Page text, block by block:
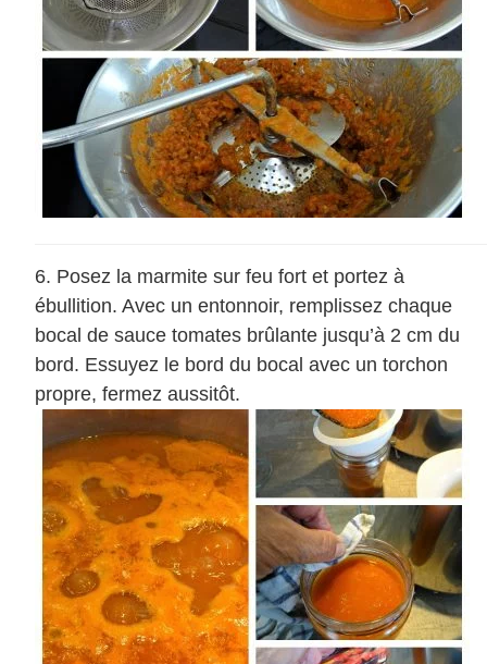
Posez la marmite sur feu fort et portez à
ébullition. Avec un entonnoir, remplissez chaque
bocal de sauce tomates brûlante jusqu’à 2 cm du
bord. Essuyez le bord du bocal avec un torchon
propre, fermez aussitôt.